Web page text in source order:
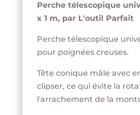
Perche télescopique
x 1 m, par L'outil Parfait
Perche télescopique
pour poignées creuses.
Tête conique mâle avec
clipser, ce qui évite la
l'arrachement de la